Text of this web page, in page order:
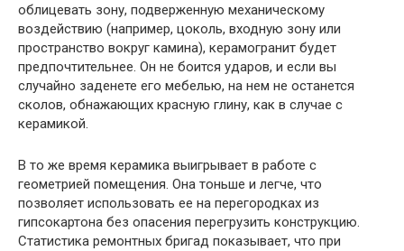
облицевать зону, подверженную механическому
воздействию (например, цоколь, входную зону или
пространство вокруг камина), керамогранит будет
предпочтительнее. Он не боится ударов, и если вы
случайно заденете его мебелью, на нем не останется
сколов, обнажающих красную глину, как в случае с
керамикой.
В то же время керамика выигрывает в работе с
геометрией помещения. Она тоньше и легче, что
позволяет использовать ее на перегородках из
гипсокартона без опасения перегрузить конструкцию.
Статистика ремонтных бригад показывает, что при